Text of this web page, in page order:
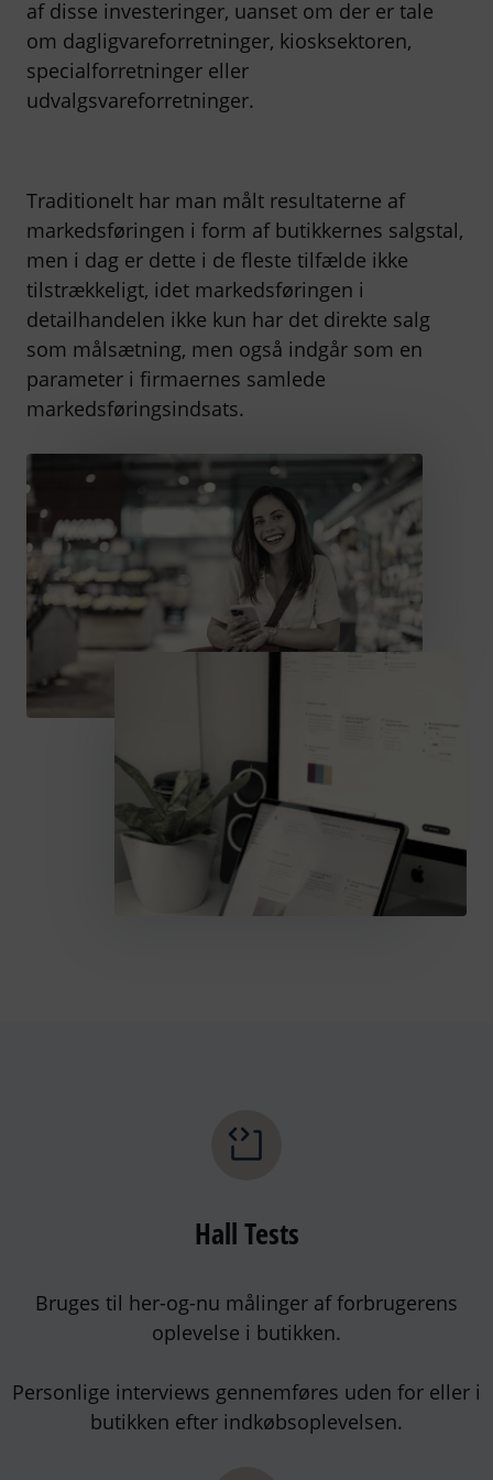
af disse investeringer, uanset om der er tale
om dagligvareforretninger, kiosksektoren,
specialforretninger eller
udvalgsvareforretninger.
Traditionelt har man målt resultaterne af
markedsføringen i form af butikkernes salgstal,
men i dag er dette i de fleste tilfælde ikke
tilstrækkeligt, idet markedsføringen i
detailhandelen ikke kun har det direkte salg
som målsætning, men også indgår som en
parameter i firmaernes samlede
markedsføringsindsats.
Hall Tests
Bruges til her-og-nu målinger af forbrugerens
oplevelse i butikken.
Personlige interviews gennemføres uden for eller i
butikken efter indkøbsoplevelsen.